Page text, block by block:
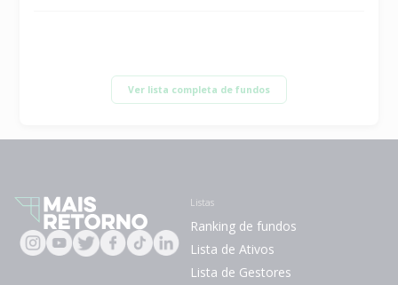
Ver lista completa de fundos
Listas
Ranking de fundos
Lista de Ativos
Lista de Gestores